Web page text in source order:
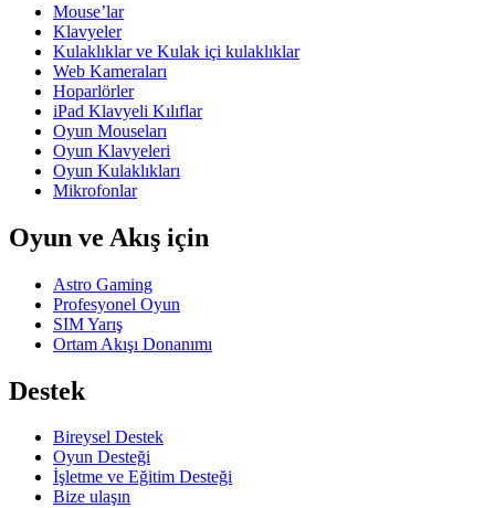
Mouse’lar
Klavyeler
Kulaklıklar ve Kulak içi kulaklıklar
Web Kameraları
Hoparlörler
iPad Klavyeli Kılıflar
Oyun Mouseları
Oyun Klavyeleri
Oyun Kulaklıkları
Mikrofonlar
Oyun ve Akış için
Astro Gaming
Profesyonel Oyun
SIM Yarış
Ortam Akışı Donanımı
Destek
Bireysel Destek
Oyun Desteği
İşletme ve Eğitim Desteği
Bize ulaşın